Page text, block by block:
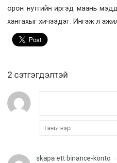
орон нутгийн иргэд маань
хангахыг хичээдэг. Ингэж л
2 cэтгэгдэлтэй
skapa ett binance-konto •